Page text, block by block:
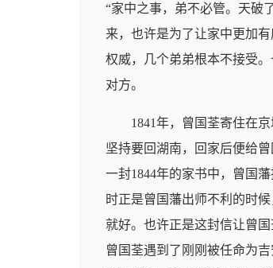
“家中之事，弟不必管。天破
来，也许是为了让家中更加
权威，几个弟弟根本不接受
对方。
1841年，曾国荃寄住在
坚持要回湖南，回家后便给
一封1844年的家书中，曾国
时正是曾国藩出师不利的时
就好。也许正是这封信让曾
曾国荃遇到了刚刚被任命为